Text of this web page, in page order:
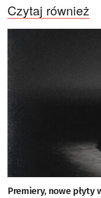
Czytaj również
Premiery, nowe płyty